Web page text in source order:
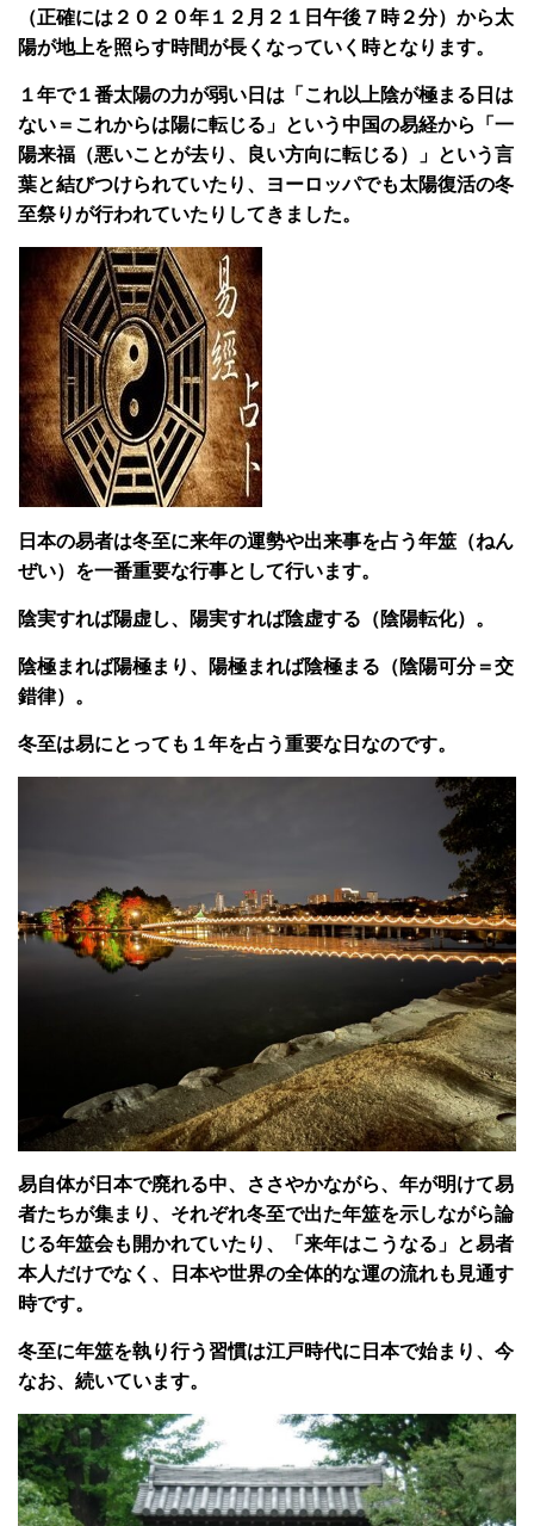
（正確には２０２０年１２月２１日午後７時２分）から太
陽が地上を照らす時間が長くなっていく時となります。
１年で１番太陽の力が弱い日は「これ以上陰が極まる日は
ない＝これからは陽に転じる」という中国の易経から「一
陽来福（悪いことが去り、良い方向に転じる）」という言
葉と結びつけられていたり、ヨーロッパでも太陽復活の冬
至祭りが行われていたりしてきました。
日本の易者は冬至に来年の運勢や出来事を占う年筮（ねん
ぜい）を一番重要な行事として行います。
陰実すれば陽虚し、陽実すれば陰虚する（陰陽転化）。
陰極まれば陽極まり、陽極まれば陰極まる（陰陽可分＝交
錯律）。
冬至は易にとっても１年を占う重要な日なのです。
易自体が日本で廃れる中、ささやかながら、年が明けて易
者たちが集まり、それぞれ冬至で出た年筮を示しながら論
じる年筮会も開かれていたり、「来年はこうなる」と易者
本人だけでなく、日本や世界の全体的な運の流れも見通す
時です。
冬至に年筮を執り行う習慣は江戸時代に日本で始まり、今
なお、続いています。